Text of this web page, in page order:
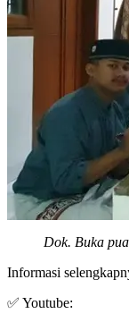
Dok. Buka
Informasi
✅ Youtube: